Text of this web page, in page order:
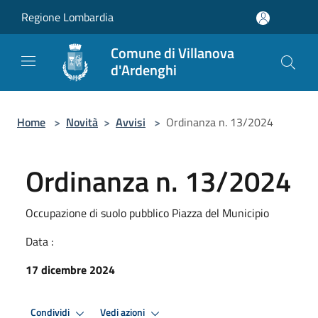
Regione Lombardia
Comune di Villanova
d'Ardenghi
Home > Novità > Avvisi > Ordinanza n. 13/2024
Ordinanza n. 13/2024
Occupazione di suolo pubblico Piazza del Municipio
Data :
17 dicembre 2024
Condividi Vedi azioni